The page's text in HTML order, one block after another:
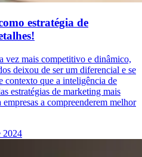
estratégia de
vez mais competitivo e dinâmico,
deixou de ser um diferencial e se
contexto que a inteligência de
estratégias de marketing mais
a compreenderem melhor
2024